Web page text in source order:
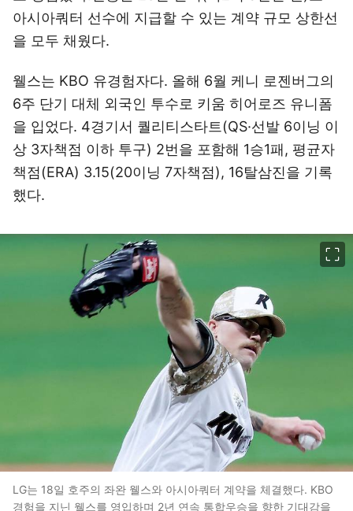
아시아쿼터 선수에 지급할 수 있는 계약 규모 상한선
을 모두 채웠다.
웰스는 KBO 유경험자다. 올해 6월 케니 로젠버그의
6주 단기 대체 외국인 투수로 키움 히어로즈 유니폼
을 입었다. 4경기서 퀄리티스타트(QS·선발 6이닝 이
상 3자책점 이하 투구) 2번을 포함해 1승1패, 평균자
책점(ERA) 3.15(20이닝 7자책점), 16탈삼진을 기록
했다.
LG는 18일 호주의 좌완 웰스와 아시아쿼터 계약을 체결했다. KBO
경험을 지닌 웰스를 영입하며 2년 연속 통합우승을 향한 기대감을